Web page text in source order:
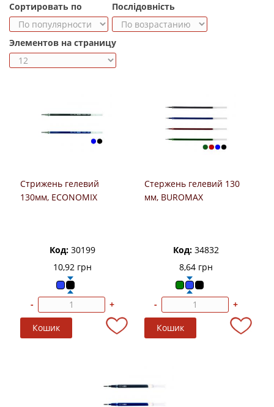
Сортировать по
Послідовність
Элементов на страницу
Стрижень гелевий
130мм, ECONOMIX
Код: 30199
10,92 грн
- +
Стержень гелевий 130
мм, BUROMAX
Код:34832
8,64 грн
- +